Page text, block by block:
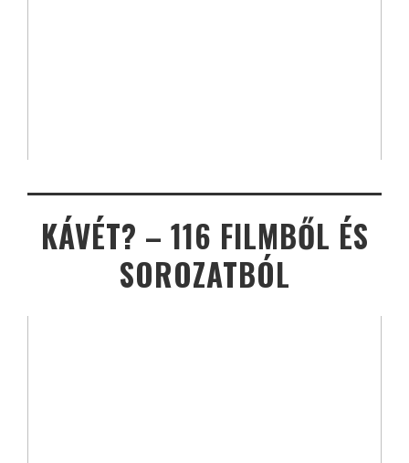
KÁVÉT? – 116 FILMBŐL ÉS
SOROZATBÓL